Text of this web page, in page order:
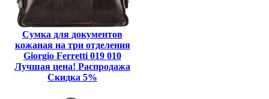
Сумка для документов
кожаная на три отделения
Giorgio Ferretti 019 010
Лучшая цена! Распродажа
Скидка 5%